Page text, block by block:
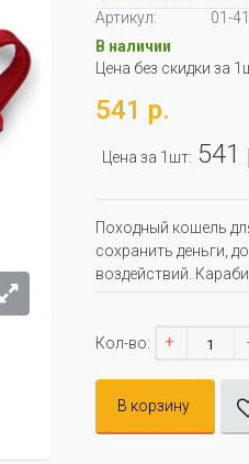
Артикул:
01-
В наличии
Цена без скидки за
541 р.
Цена за 1шт: 541
Походный кошель
сохранить деньги,
воздействий.
Кол-во: +
В корзину